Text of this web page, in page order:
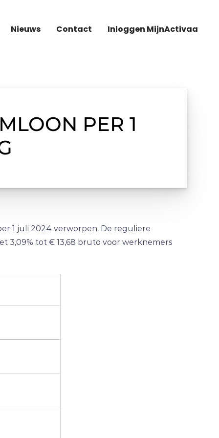
Nieuws Contact Inloggen MijnActivaa
PER 1
1 juli 2024 verworpen. De reguliere
3,09% tot € 13,68 bruto voor werknemers